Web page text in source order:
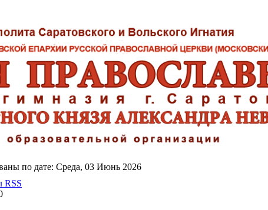
по дате: Среда, 03 Июнь 2026
RSS